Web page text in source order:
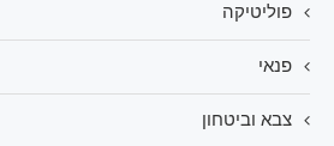
פוליטיקה
פנאי
צבא וביטחון